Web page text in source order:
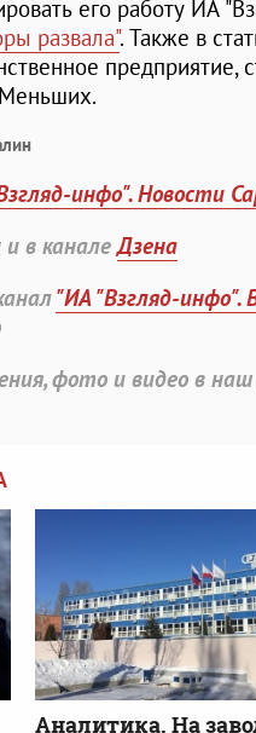
его работу ИА
развала". Также в
предприятие,
инфо". Новости
и в каналеДзена
"ИА "Взгляд-
фото и видео в
Аналитика. На